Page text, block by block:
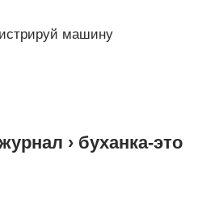
машину
› буханка-это